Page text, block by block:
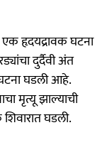
हृदयद्रावक घटना
दुर्दैवी अंत
घडली आहे.
मृत्यू झाल्याची
घडली.